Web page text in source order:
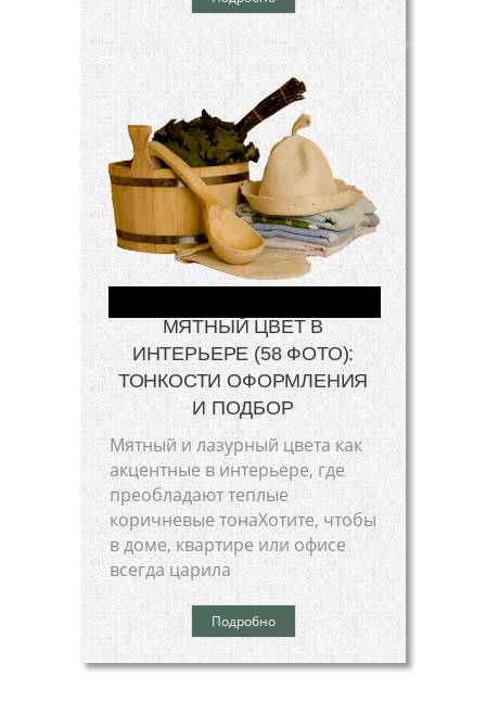
МЯТНЫЙ ЦВЕТ В
ИНТЕРЬЕРЕ (58 ФОТО):
ТОНКОСТИ ОФОРМЛЕНИЯ
И ПОДБОР
Мятный и лазурный цвета как
акцентные в интерьере, где
преобладают теплые
коричневые тонаХотите, чтобы
в доме, квартире или офисе
всегда царила
Подробно